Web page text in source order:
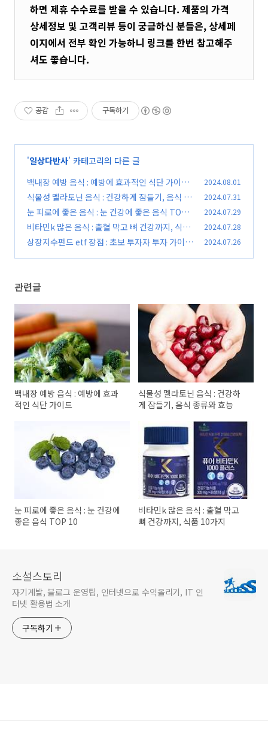
하면 제휴 수수료를 받을 수 있습니다. 제품의 가격
상세정보 및 고객리뷰 등이 궁금하신 분들은, 상세페
이지에서 전부 확인 가능하니 링크를 한번 참고해주
셔도 좋습니다.
공감 구독하기
'일상다반사' 카테고리의 다른 글
백내장 예방 음식 : 예방에 효과적인 식단 가이드
(0)
2024.08.01
식물성 멜라토닌 음식 : 건강하게 잠들기, 음식 종
류와 효능
(0)
2024.07.31
눈 피로에 좋은 음식 : 눈 건강에 좋은 음식 TOP 1
0
(0)
2024.07.29
비타민k 많은 음식 : 출혈 막고 뼈 건강까지, 식품
10가지 (0)
2024.07.28
상장지수펀드 etf 장점 : 초보 투자자 투자 가이드 2024.07.26
관련글
백내장 예방 음식 : 예방에 효과
적인 식단 가이드
식물성 멜라토닌 음식 : 건강하
게 잠들기, 음식 종류와 효능
눈 피로에 좋은 음식 : 눈 건강에
좋은 음식 TOP 10
비타민k 많은 음식 : 출혈 막고
뼈 건강까지, 식품 10가지
소셜스토리
자기계발, 블로그 운영팁, 인터넷으로 수익올리기, IT 인
터넷 활용법 소개
구독하기